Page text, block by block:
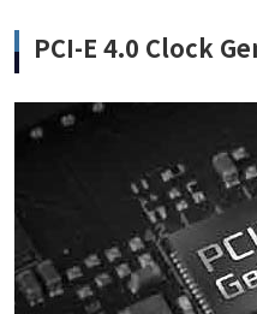
PCI-E 4.0 Clock